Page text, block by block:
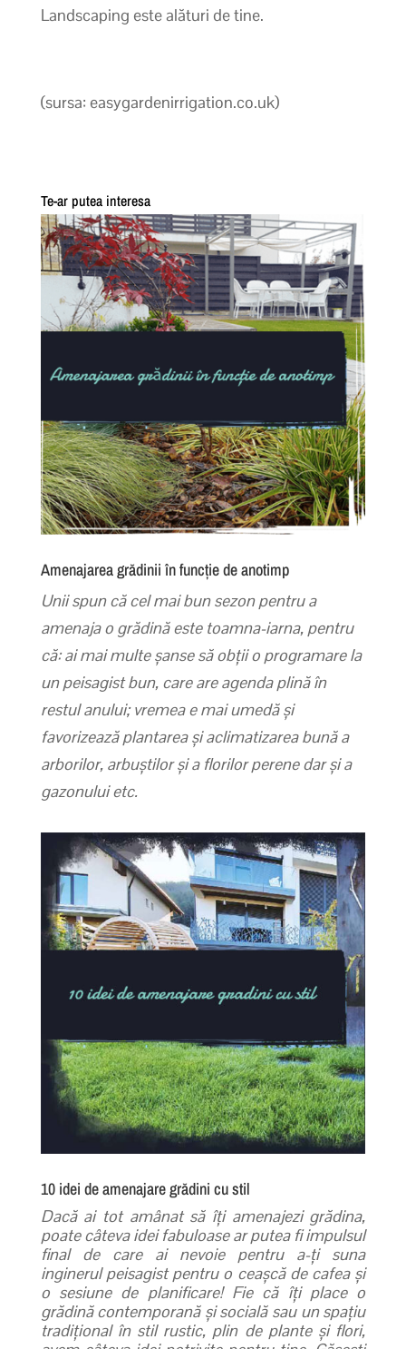
Landscaping este alături de tine.
(sursa: easygardenirrigation.co.uk)
Te-ar putea interesa
Amenajarea grădinii în funcție de anotimp
Unii spun că cel mai bun sezon pentru a
amenaja o grădină este toamna-iarna, pentru
că: ai mai multe șanse să obții o programare la
un peisagist bun, care are agenda plină în
restul anului; vremea e mai umedă și
favorizează plantarea și aclimatizarea bună a
arborilor, arbuștilor și a florilor perene dar și a
gazonului etc.
10 idei de amenajare grădini cu stil
Dacă ai tot amânat să îți amenajezi grădina,
poate câteva idei fabuloase ar putea fi impulsul
final de care ai nevoie pentru a-ți suna
inginerul peisagist pentru o ceașcă de cafea și
o sesiune de planificare! Fie că îți place o
grădină contemporană și socială sau un spațiu
tradițional în stil rustic, plin de plante și flori,